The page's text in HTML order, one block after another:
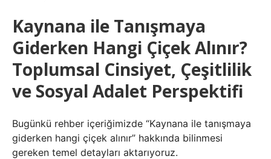
Kaynana ile Tanışmaya
Giderken Hangi Çiçek Alınır?
Toplumsal Cinsiyet, Çeşitlilik
ve Sosyal Adalet Perspektifi
Bugünkü rehber içeriğimizde “Kaynana ile tanışmaya
giderken hangi çiçek alınır” hakkında bilinmesi
gereken temel detayları aktarıyoruz.